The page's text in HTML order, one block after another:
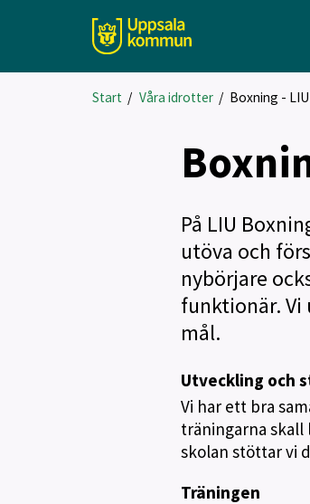
Start / Våra idrotter/ Boxning - LIU
På LIU
utöva och
nybörjare
funktionär.
mål.
Utveckling och
Vi har ett bra
träningarna skall
skolan stöttar vi
Träningen